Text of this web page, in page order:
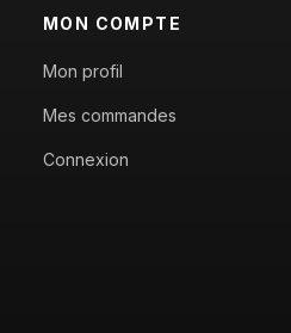
MON COMPTE
Mon profil
Mes commandes
Connexion